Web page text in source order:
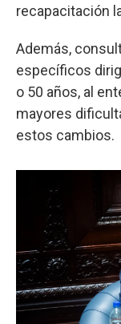
recapacitación
Además,
específicos
o 50 años, al
mayores
estos cambios.